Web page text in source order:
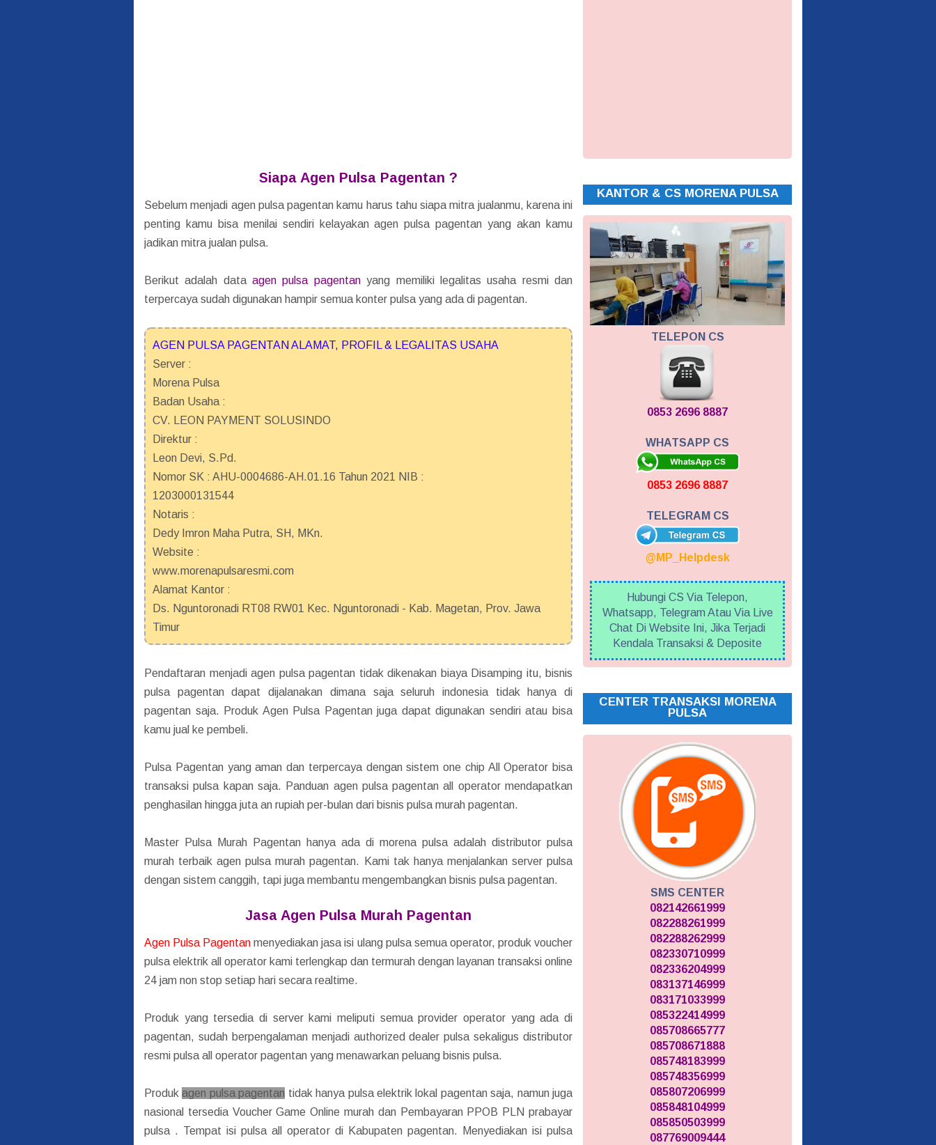
Siapa Agen Pulsa Pagentan ?
Sebelum menjadi agen pulsa pagentan kamu harus tahu siapa mitra jualanmu, karena ini
penting kamu bisa menilai sendiri kelayakan agen pulsa pagentan yang akan kamu
jadikan mitra jualan pulsa.
Berikut adalah dataagen pulsa pagentanyang memiliki legalitas usaha resmi dan
terpercaya sudah digunakan hampir semua konter pulsa yang ada di pagentan.
AGEN PULSA PAGENTAN ALAMAT, PROFIL & LEGALITAS USAHA
Server :
Morena Pulsa
Badan Usaha :
CV. LEON PAYMENT SOLUSINDO
Direktur :
Leon Devi, S.Pd.
Nomor SK : AHU-0004686-AH.01.16 Tahun 2021 NIB :
1203000131544
Notaris :
Dedy Imron Maha Putra, SH, MKn.
Website :
www.morenapulsaresmi.com
Alamat Kantor :
Ds. Nguntoronadi RT08 RW01 Kec. Nguntoronadi - Kab. Magetan, Prov. Jawa
Timur
Pendaftaran menjadi agen pulsa pagentan tidak dikenakan biaya Disamping itu, bisnis
pulsa pagentan dapat dijalanakan dimana saja seluruh indonesia tidak hanya di
pagentan saja. Produk Agen Pulsa Pagentan juga dapat digunakan sendiri atau bisa
kamu jual ke pembeli.
Pulsa Pagentan yang aman dan terpercaya dengan sistem one chip All Operator bisa
transaksi pulsa kapan saja. Panduan agen pulsa pagentan all operator mendapatkan
penghasilan hingga juta an rupiah per-bulan dari bisnis pulsa murah pagentan.
Master Pulsa Murah Pagentan hanya ada di morena pulsa adalah distributor pulsa
murah terbaik agen pulsa murah pagentan. Kami tak hanya menjalankan server pulsa
dengan sistem canggih, tapi juga membantu mengembangkan bisnis pulsa pagentan.
Jasa Agen Pulsa Murah Pagentan
Agen Pulsa Pagentan menyediakan jasa isi ulang pulsa semua operator, produk voucher
pulsa elektrik all operator kami terlengkap dan termurah dengan layanan transaksi online
24 jam non stop setiap hari secara realtime.
Produk yang tersedia di server kami meliputi semua provider operator yang ada di
pagentan, sudah berpengalaman menjadi authorized dealer pulsa sekaligus distributor
resmi pulsa all operator pagentan yang menawarkan peluang bisnis pulsa.
Produk agen pulsa pagentan tidak hanya pulsa elektrik lokal pagentan saja, namun juga
nasional tersedia Voucher Game Online murah dan Pembayaran PPOB PLN prabayar
pulsa . Tempat isi pulsa all operator di Kabupaten pagentan. Menyediakan isi pulsa
KANTOR & CS MORENA PULSA
TELEPON CS
0853 2696 8887
WHATSAPP CS
0853 2696 8887
TELEGRAM CS
@MP_Helpdesk
Hubungi CS Via Telepon,
Whatsapp, Telegram Atau Via Live
Chat Di Website Ini, Jika Terjadi
Kendala Transaksi & Deposite
CENTER TRANSAKSI MORENA
PULSA
SMS CENTER
082142661999
082288261999
082288262999
082330710999
082336204999
083137146999
083171033999
085322414999
085708665777
085708671888
085748183999
085748356999
085807206999
085848104999
085850503999
087769009444